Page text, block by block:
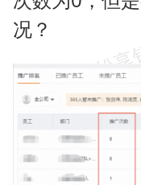
况？